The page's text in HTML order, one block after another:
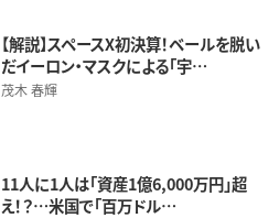
【解説】スペースX初決算！ベールを脱い
だイーロン・マスクによる「宇…
茂木 春輝
11人に1人は「資産1億6,000万円」超
え！？…米国で「百万ドル…